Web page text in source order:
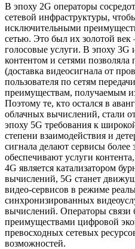
В эпоху 2G операторы
сетевой инфраструктуры,
исключительными
сетью. Это был их золотой век
голосовые услуги. В эпоху 3G
контентом и сетями
(доставка видеосигнала от
пользователя по сетям
преимуществам, получаемым
Поэтому те, кто остался в
облачных вычислений, стали
эпоху 5G требования к
степени взаимодействия и
сигнала делают сервисы
обеспечивают услуги
4G является катализатором
вычислений, 5G станет
видео-сервисов в режиме
синхронизированных
вычислений. Операторы связи
преимуществами цифровой
превосходных сетевых
возможностей.